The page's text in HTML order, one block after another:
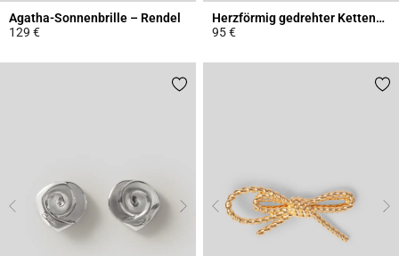
Agatha-Sonnenbrille – Rendel
129 €
Herzförmig gedrehter Kettengürtel
95 €